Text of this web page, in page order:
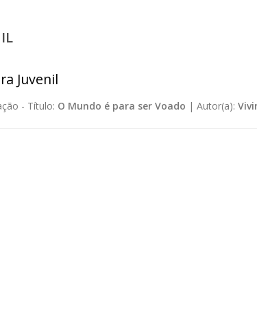
Juvenil
- Título: O Mundo é para ser Voado | Autor(a):